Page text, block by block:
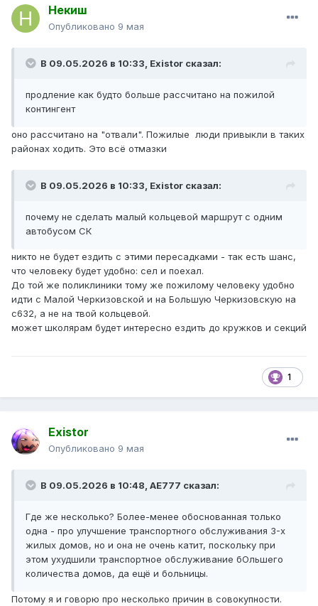
Некиш
Опубликовано 9 мая
В 09.05.2026 в 10:33, Existor сказал:
продление как будто больше рассчитано на пожилой
контингент
оно рассчитано на "отвали". Пожилые люди привыкли в таких
районах ходить. Это всё отмазки
В 09.05.2026 в 10:33, Existor сказал:
почему не сделать малый кольцевой маршрут с одним
автобусом СК
никто не будет ездить с этими пересадками - так есть шанс,
что человеку будет удобно: сел и поехал.
До той же поликлиники тому же пожилому человеку удобно
идти с Малой Черкизовской и на Большую Черкизовскую на
с632, а не на твой кольцевой.
может школярам будет интересно ездить до кружков и секций
1
Existor
Опубликовано 9 мая
В 09.05.2026 в 10:48, AE777 сказал:
Где же несколько? Более-менее обоснованная только
одна - про улучшение транспортного обслуживания 3-х
жилых домов, но и она не очень катит, поскольку при
этом ухудшили транспортное обслуживание бОльшего
количества домов, да ещё и больницы.
Потому я и говорю про несколько причин в совокупности.